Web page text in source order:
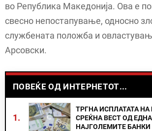
во Република Македонија. Ова е
свесно непостапување, односно
службената положба и
Арсовски.
ПОВЕЌЕ ОД ИНТЕРНЕТОТ...
1.
ТРГНА ИСПЛАТАТА НА
СРЕЌНА ВЕСТ ОД
НАЈГОЛЕМИТЕ